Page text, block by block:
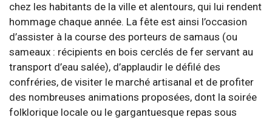
chez les habitants de la ville et alentours, qui lui rendent
hommage chaque année. La fête est ainsi l’occasion
d’assister à la course des porteurs de samaus (ou
sameaux : récipients en bois cerclés de fer servant au
transport d’eau salée), d’applaudir le défilé des
confréries, de visiter le marché artisanal et de profiter
des nombreuses animations proposées, dont la soirée
folklorique locale ou le gargantuesque repas sous